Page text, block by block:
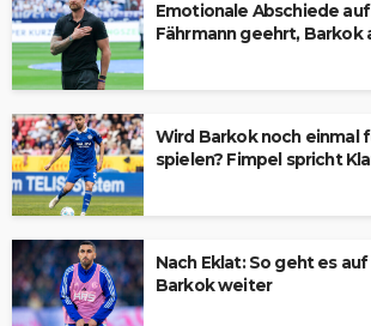
Emotionale Abschiede
Fährmann geehrt,
Wird Barkok noch einmal
spielen? Fimpel spricht
Nach Eklat: So geht es
Barkok weiter